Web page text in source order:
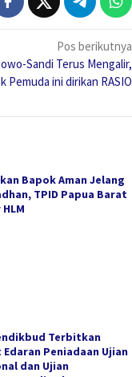
Pos berikutnya
Sandi Terus Mengalir,
Pemuda ini dirikan RASIO
Bapok Aman Jelang
TPID Papua Barat
Terbitkan
Peniadaan Ujian
dan Ujian